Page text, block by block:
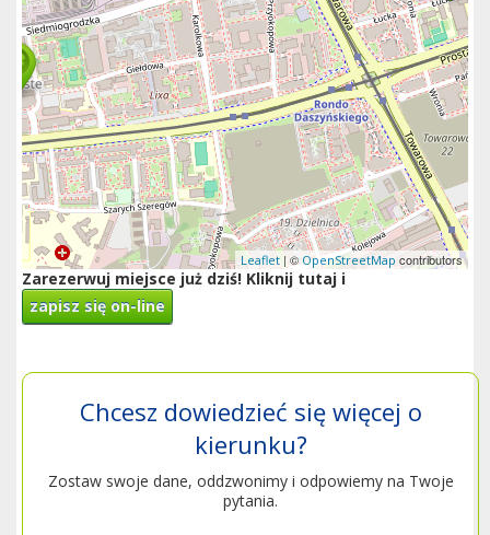
Leaflet | © OpenStreetMap contributors
Zarezerwuj miejsce już dziś! Kliknij tutaj i
zapisz się on-line
Chcesz dowiedzieć się więcej o
kierunku?
Zostaw swoje dane, oddzwonimy i odpowiemy na Twoje
pytania.